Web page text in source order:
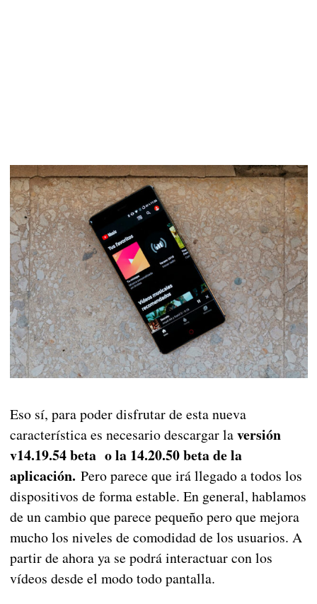
Eso sí, para poder disfrutar de esta nueva
característica es necesario descargar laversión
v14.19.54 beta o la 14.20.50 beta de la
aplicación. Pero parece que irá llegado a todos los
dispositivos de forma estable. En general, hablamos
de un cambio que parece pequeño pero que mejora
mucho los niveles de comodidad de los usuarios. A
partir de ahora ya se podrá interactuar con los
vídeos desde el modo todo pantalla.